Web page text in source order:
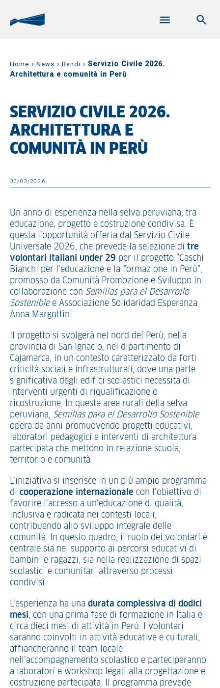
Home › News › Bandi › Servizio Civile 2026.
Architettura e comunità in Perù
SERVIZIO CIVILE 2026.
ARCHITETTURA E
COMUNITÀ IN PERÙ
30/03/2026
Un anno di esperienza nella selva peruviana, tra
educazione, progetto e costruzione condivisa. È
questa l’opportunità offerta dal Servizio Civile
Universale 2026, che prevede la selezione di tre
volontari italiani under 29 per il progetto “Caschi
Bianchi per l’educazione e la formazione in Perù”,
promosso da Comunità Promozione e Sviluppo in
collaborazione con Semillas para el Desarrollo
Sosteniblee Associazione Solidaridad Esperanza
Anna Margottini.
Il progetto si svolgerà nel nord del Perù, nella
provincia di San Ignacio, nel dipartimento di
Cajamarca, in un contesto caratterizzato da forti
criticità sociali e infrastrutturali, dove una parte
significativa degli edifici scolastici necessita di
interventi urgenti di riqualificazione o
ricostruzione. In queste aree rurali della selva
peruviana, Semillas para el Desarrollo Sostenible
opera da anni promuovendo progetti educativi,
laboratori pedagogici e interventi di architettura
partecipata che mettono in relazione scuola,
territorio e comunità.
L’iniziativa si inserisce in un più ampio programma
di cooperazione internazionale con l’obiettivo di
favorire l’accesso a un’educazione di qualità,
inclusiva e radicata nei contesti locali,
contribuendo allo sviluppo integrale delle
comunità. In questo quadro, il ruolo dei volontari è
centrale sia nel supporto ai percorsi educativi di
bambini e ragazzi, sia nella realizzazione di spazi
scolastici e comunitari attraverso processi
condivisi.
L’esperienza ha una durata complessiva di dodici
mesi, con una prima fase di formazione in Italia e
circa dieci mesi di attività in Perù. I volontari
saranno coinvolti in attività educative e culturali,
affiancheranno il team locale
nell’accompagnamento scolastico e parteciperanno
a laboratori e workshop legati alla progettazione e
costruzione partecipata. Il programma prevede